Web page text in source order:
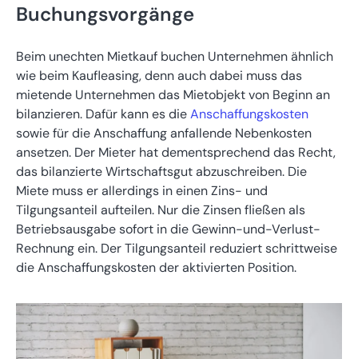
Buchungsvorgänge
Beim unechten Mietkauf buchen Unternehmen ähnlich
wie beim Kaufleasing, denn auch dabei muss das
mietende Unternehmen das Mietobjekt von Beginn an
bilanzieren. Dafür kann es dieAnschaffungskosten
sowie für die Anschaffung anfallende Nebenkosten
ansetzen. Der Mieter hat dementsprechend das Recht,
das bilanzierte Wirtschaftsgut abzuschreiben. Die
Miete muss er allerdings in einen Zins- und
Tilgungsanteil aufteilen. Nur die Zinsen fließen als
Betriebsausgabe sofort in die Gewinn-und-Verlust-
Rechnung ein. Der Tilgungsanteil reduziert schrittweise
die Anschaffungskosten der aktivierten Position.